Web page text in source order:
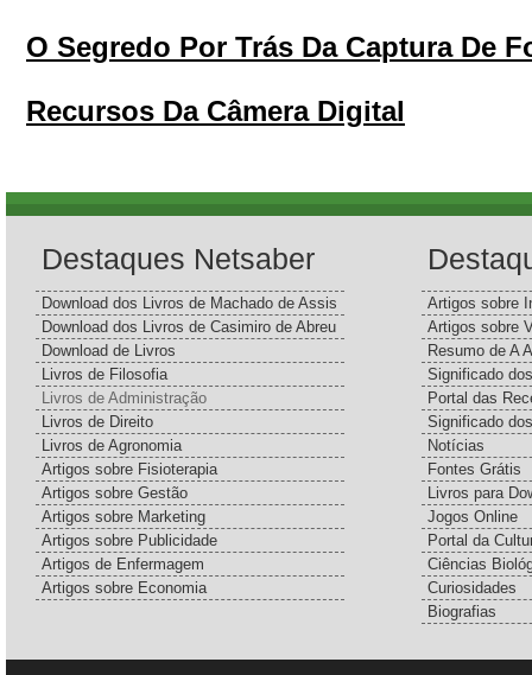
O Segredo Por Trás Da Captura De
Recursos Da Câmera Digital
Destaques Netsaber
Download dos Livros de Machado de Assis
Download dos Livros de Casimiro de Abreu
Download de Livros
Livros de Filosofia
Livros de Administração
Livros de Direito
Livros de Agronomia
Artigos sobre Fisioterapia
Artigos sobre Gestão
Artigos sobre Marketing
Artigos sobre Publicidade
Artigos de Enfermagem
Artigos sobre Economia
Artigos sobre
Artigos sobre
Resumo de A
Significado
Portal das
Significado
Notícias
Fontes Grátis
Livros para
Jogos Online
Portal da
Ciências
Curiosidades
Biografias